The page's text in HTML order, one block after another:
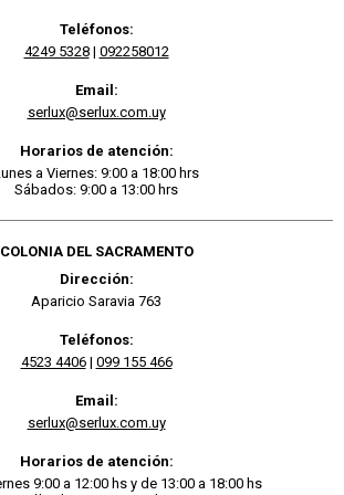
Teléfonos:
4249 5328| 092258012
Email:
serlux@serlux.com.uy
Horarios de atención:
a Viernes: 9:00 a 18:00 hrs
Sábados: 9:00 a 13:00 hrs
COLONIA DEL SACRAMENTO
Dirección:
Aparicio Saravia 763
Teléfonos:
4523 4406| 099 155 466
Email:
serlux@serlux.com.uy
Horarios de atención:
9:00 a 12:00 hs y de 13:00 a 18:00 hs